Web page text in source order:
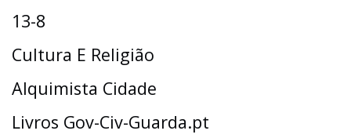
13-8
Cultura E Religião
Alquimista Cidade
Livros Gov-Civ-Guarda.pt